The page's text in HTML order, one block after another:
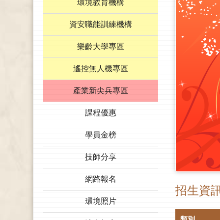
環境教育機構
資安職能訓練機構
樂齡大學專區
遙控無人機專區
產業新尖兵專區
課程優惠
學員金榜
技師分享
網路報名
環境照片
招生資